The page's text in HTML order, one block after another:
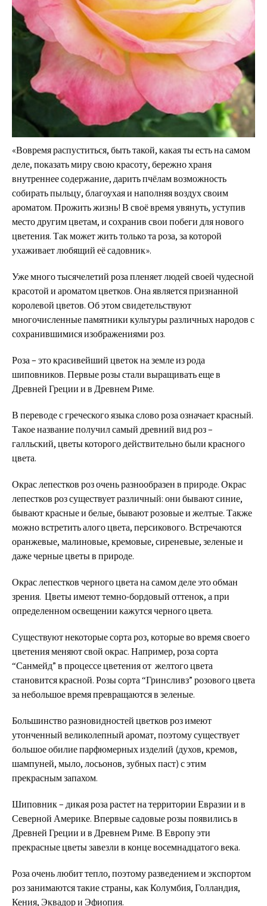
«Вовремя распуститься, быть такой, какая ты есть на самом
деле, показать миру свою красоту, бережно храня
внутреннее содержание, дарить пчёлам возможность
собирать пыльцу, благоухая и наполняя воздух своим
ароматом. Прожить жизнь! В своё время увянуть, уступив
место другим цветам, и сохранив свои побеги для нового
цветения. Так может жить только та роза, за которой
ухаживает любящий её садовник».
Уже много тысячелетий роза пленяет людей своей чудесной
красотой и ароматом цветков. Она является признанной
королевой цветов. Об этом свидетельствуют
многочисленные памятники культуры различных народов с
сохранившимися изображениями роз.
Роза – это красивейший цветок на земле из рода
шиповников. Первые розы стали выращивать еще в
Древней Греции и в Древнем Риме.
В переводе с греческого языка слово роза означает красный.
Такое название получил самый древний вид роз –
галльский, цветы которого действительно были красного
цвета.
Окрас лепестков роз очень разнообразен в природе. Окрас
лепестков роз существует различный: они бывают синие,
бывают красные и белые, бывают розовые и желтые. Также
можно встретить алого цвета, персикового. Встречаются
оранжевые, малиновые, кремовые, сиреневые, зеленые и
даже черные цветы в природе.
Окрас лепестков черного цвета на самом деле это обман
зрения. Цветы имеют темно-бордовый оттенок, а при
определенном освещении кажутся черного цвета.
Существуют некоторые сорта роз, которые во время своего
цветения меняют свой окрас. Например, роза сорта
“Санмейд” в процессе цветения от желтого цвета
становится красной. Розы сорта “Гринсливз” розового цвета
за небольшое время превращаются в зеленые.
Большинство разновидностей цветков роз имеют
утонченный великолепный аромат, поэтому существует
большое обилие парфюмерных изделий (духов, кремов,
шампуней, мыло, лосьонов, зубных паст) с этим
прекрасным запахом.
Шиповник – дикая роза растет на территории Евразии и в
Северной Америке. Впервые садовые розы появились в
Древней Греции и в Древнем Риме. В Европу эти
прекрасные цветы завезли в конце восемнадцатого века.
Роза очень любит тепло, поэтому разведением и экспортом
роз занимаются такие страны, как Колумбия, Голландия,
Кения, Эквадор и Эфиопия.